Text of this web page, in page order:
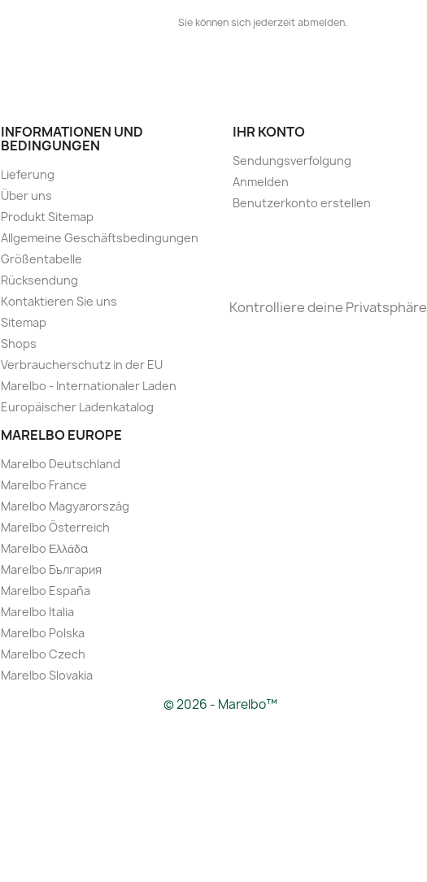
Sie können sich jederzeit abmelden.
INFORMATIONEN UND
BEDINGUNGEN
Lieferung
Über uns
Produkt Sitemap
Allgemeine Geschäftsbedingungen
Größentabelle
Rücksendung
Kontaktieren Sie uns
Sitemap
Shops
Verbraucherschutz in der EU
Marelbo - Internationaler Laden
Europäischer Ladenkatalog
MARELBO EUROPE
Marelbo Deutschland
Marelbo France
Marelbo Magyarország
Marelbo Österreich
Marelbo Ελλάδα
Marelbo България
Marelbo España
Marelbo Italia
Marelbo Polska
Marelbo Czech
Marelbo Slovakia
IHR KONTO
Sendungsverfolgung
Anmelden
Benutzerkonto erstellen
Kontrolliere deine Privatsphäre
© 2026 - Marelbo™